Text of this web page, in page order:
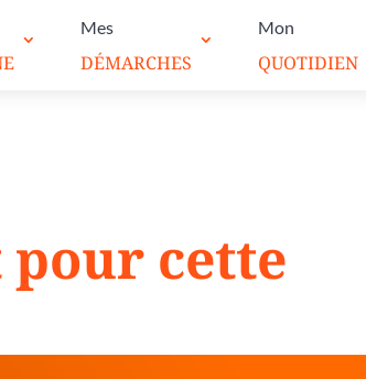
Mes
DÉMARCHES
Mon
QUOTIDIEN
cette